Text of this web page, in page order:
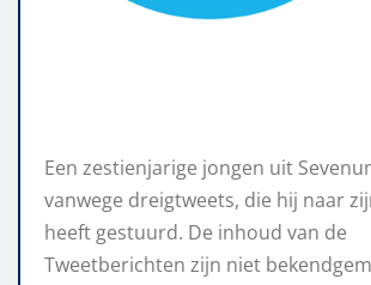
Een zestienjarige jongen uit
vanwege dreigtweets, die hij naar
heeft gestuurd. De inhoud van de
Tweetberichten zijn niet